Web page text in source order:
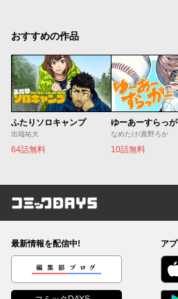
おすすめの作品
ふたりソロキャンプ
出端祐大
64話無料
ゆーあーすらっ
なめたけ/真野ろか
10話無料
コミックDAYS
最新情報を配信中!
編集部ブログ
ア